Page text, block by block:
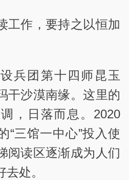
工作，要持之以恒加
兵团第十四师昆玉
干沙漠南缘。这里的
，日落而息。2020
“三馆一中心”投入使
阅读区逐渐成为人们
处。